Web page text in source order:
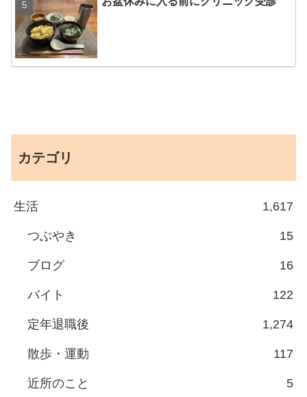
カテゴリ
生活 1,617
つぶやき 15
ブログ 16
バイト 122
定年退職後 1,274
散歩・運動 117
近所のこと 5